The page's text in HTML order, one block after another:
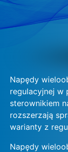
Napędy
regulacyjnej w
sterownikiem
rozszerzają
warianty z
Napędy